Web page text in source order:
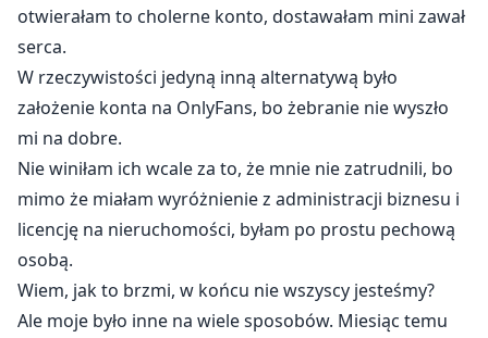
otwierałam to cholerne konto, dostawałam mini zawał
serca.
W rzeczywistości jedyną inną alternatywą było
założenie konta na OnlyFans, bo żebranie nie wyszło
mi na dobre.
Nie winiłam ich wcale za to, że mnie nie zatrudnili, bo
mimo że miałam wyróżnienie z administracji biznesu i
licencję na nieruchomości, byłam po prostu pechową
osobą.
Wiem, jak to brzmi, w końcu nie wszyscy jesteśmy?
Ale moje było inne na wiele sposobów. Miesiąc temu